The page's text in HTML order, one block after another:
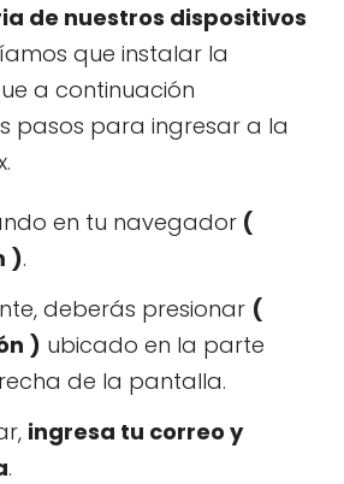
de nuestros dispositivos
que instalar la
a continuación
pasos para ingresar a la
en tu navegador (
).
deberás presionar (
) ubicado en la parte
de la pantalla.
ingresa tu correo y
.